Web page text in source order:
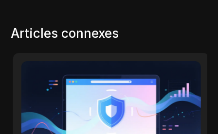
Articles connexes